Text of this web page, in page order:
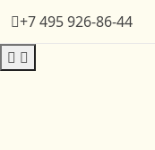
+7 495 926-86-44